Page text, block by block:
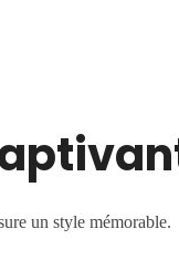
un style mémorable.